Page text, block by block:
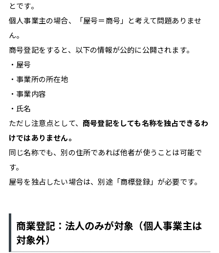
方
の
由"を
支
え
る
情
報
発
信
イ
とです。
個人事業主の場合、「屋号＝商号」と考えて問題ありませ
ん。
商号登記をすると、以下の情報が公的に公開されます。
・屋号
・事業所の所在地
・事業内容
・氏名
ただし注意点として、 商号登記をしても名称を独占できるわ
けではありません。
同じ名称でも、別の住所であれば他者が使うことは可能で
す。
屋号を独占したい場合は、別途「商標登録」が必要です。
商業登記：法人のみが対象（個人事業主は
対象外）